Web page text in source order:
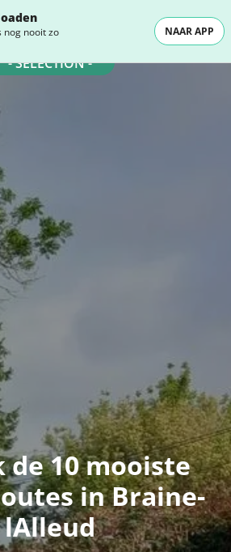
nog nooit zo
NAAR APP
- SELECTION -
de 10 mooiste
in Braine-
lAlleud